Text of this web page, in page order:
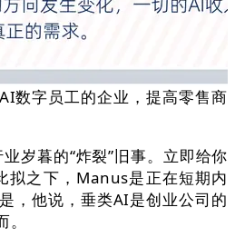
数字员工的企业，提高零售商
暮的“炸裂”旧事。立即给你
拟之下，Manus是正在短期内
，他说，垂类AI是创业公司的